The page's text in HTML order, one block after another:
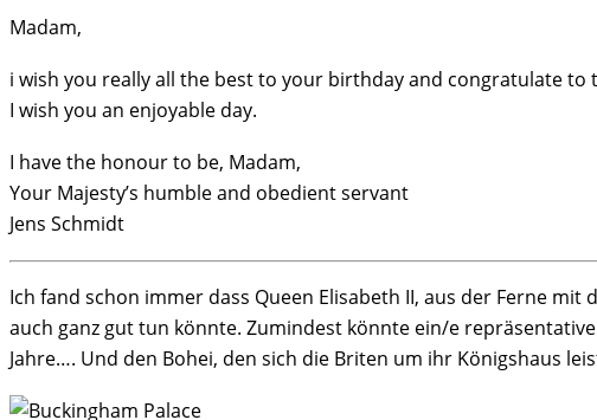
Madam,
i wish you really all the best to your birthday and congratulate to
I wish you an enjoyable day.
I have the honour to be, Madam,
Your Majesty’s humble and obedient servant
Jens Schmidt
Ich fand schon immer dass Queen Elisabeth II, aus der Ferne
auch ganz gut tun könnte. Zumindest könnte ein/e
Jahre…. Und den Bohei, den sich die Briten um ihr Königshaus